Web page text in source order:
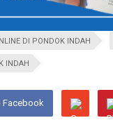
DI PONDOK INDAH
INDAH
Facebook